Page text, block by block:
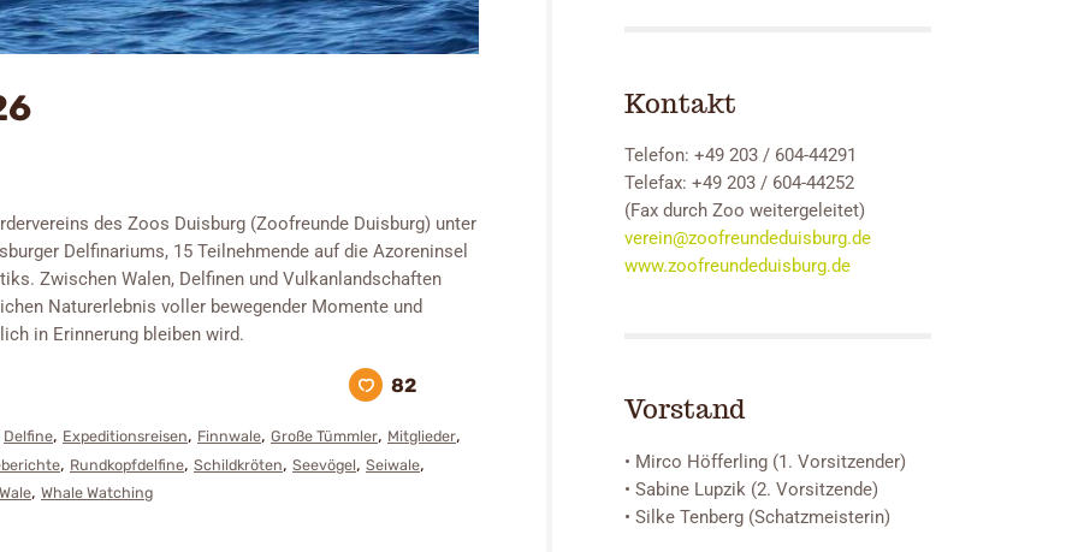
des Zoos Duisburg (Zoofreunde Duisburg) unter
Delfinariums, 15 Teilnehmende auf die Azoreninsel
Zwischen Walen, Delfinen und Vulkanlandschaften
Naturerlebnis voller bewegender Momente und
in Erinnerung bleiben wird.
82
Delfine, Expeditionsreisen, Finnwale, Große Tümmler, Mitglieder,
, Rundkopfdelfine, Schildkröten, Seevögel, Seiwale,
Wale, Whale Watching
Kontakt
Telefon: +49 203 / 604-44291
Telefax: +49 203 / 604-44252
(Fax durch Zoo weitergeleitet)
verein@zoofreundeduisburg.de
www.zoofreundeduisburg.de
Vorstand
• Mirco Höfferling (1. Vorsitzender)
• Sabine Lupzik (2. Vorsitzende)
• Silke Tenberg (Schatzmeisterin)